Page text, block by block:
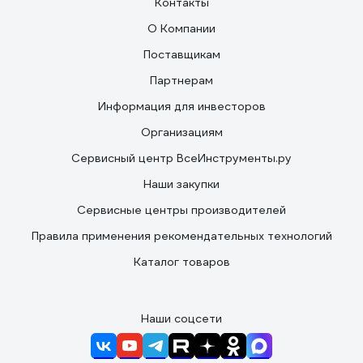
О Компании
Поставщикам
Партнерам
Информация для инвесторов
Организациям
Сервисный центр ВсеИнструменты.ру
Наши закупки
Сервисные центры производителей
Правила применения рекомендательных технологий
Каталог товаров
Наши соцсети